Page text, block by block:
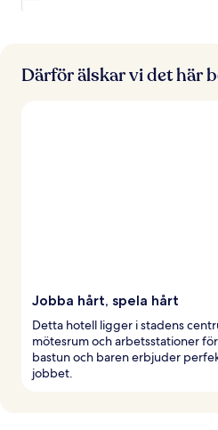
Därför älskar vi det här
Jobba hårt, spela hårt
Detta hotell ligger i stadens
mötesrum och arbetsstationer
bastun och baren erbjuder
jobbet.